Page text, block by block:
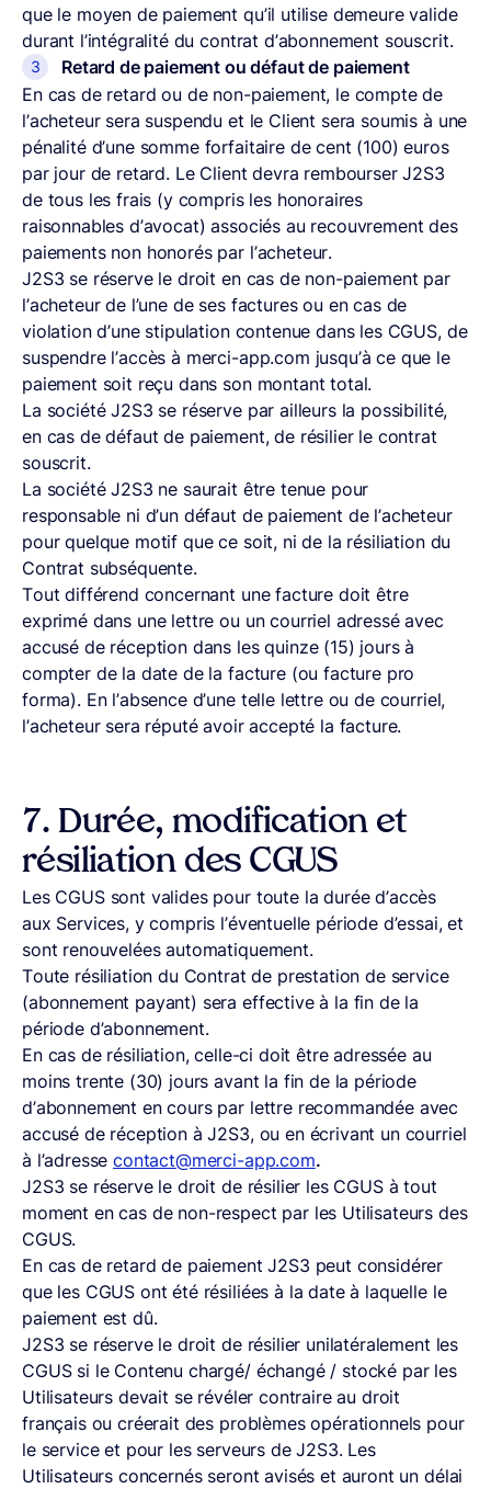
que le moyen de paiement qu’il utilise demeure valide
durant l’intégralité du contrat d’abonnement souscrit.
Retard de paiement ou défaut de paiement
En cas de retard ou de non-paiement, le compte de
l’acheteur sera suspendu et le Client sera soumis à une
pénalité d’une somme forfaitaire de cent (100) euros
par jour de retard. Le Client devra rembourser J2S3
de tous les frais (y compris les honoraires
raisonnables d’avocat) associés au recouvrement des
paiements non honorés par l’acheteur.
J2S3 se réserve le droit en cas de non-paiement par
l’acheteur de l’une de ses factures ou en cas de
violation d’une stipulation contenue dans les CGUS, de
suspendre l’accès à merci-app.com jusqu’à ce que le
paiement soit reçu dans son montant total.
La société J2S3 se réserve par ailleurs la possibilité,
en cas de défaut de paiement, de résilier le contrat
souscrit.
La société J2S3 ne saurait être tenue pour
responsable ni d’un défaut de paiement de l’acheteur
pour quelque motif que ce soit, ni de la résiliation du
Contrat subséquente.
Tout différend concernant une facture doit être
exprimé dans une lettre ou un courriel adressé avec
accusé de réception dans les quinze (15) jours à
compter de la date de la facture (ou facture pro
forma). En l’absence d’une telle lettre ou de courriel,
l’acheteur sera réputé avoir accepté la facture.
7. Durée, modification et
résiliation des CGUS
Les CGUS sont valides pour toute la durée d’accès
aux Services, y compris l’éventuelle période d’essai, et
sont renouvelées automatiquement.
Toute résiliation du Contrat de prestation de service
(abonnement payant) sera effective à la fin de la
période d’abonnement.
En cas de résiliation, celle-ci doit être adressée au
moins trente (30) jours avant la fin de la période
d’abonnement en cours par lettre recommandée avec
accusé de réception à J2S3, ou en écrivant un courriel
à l’adressecontact@merci-app.com.
J2S3 se réserve le droit de résilier les CGUS à tout
moment en cas de non-respect par les Utilisateurs des
CGUS.
En cas de retard de paiement J2S3 peut considérer
que les CGUS ont été résiliées à la date à laquelle le
paiement est dû.
J2S3 se réserve le droit de résilier unilatéralement les
CGUS si le Contenu chargé/ échangé / stocké par les
Utilisateurs devait se révéler contraire au droit
français ou créerait des problèmes opérationnels pour
le service et pour les serveurs de J2S3. Les
Utilisateurs concernés seront avisés et auront un délai